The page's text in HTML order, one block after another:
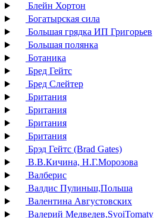
Блейн Хортон
Богатырская сила
Большая грядка ИП Григорьев
Большая полянка
Ботаника
Бред Гейтс
Бред Слейтер
Британия
Британия
Британия
Британия
Брэд Гейтс (Brad Gates)
В.В.Кичина, Н.Г.Морозова
Валберис
Валдис Пулиньш,Польша
Валентина Августовских
Валерий Медведев,SvoiTomaty